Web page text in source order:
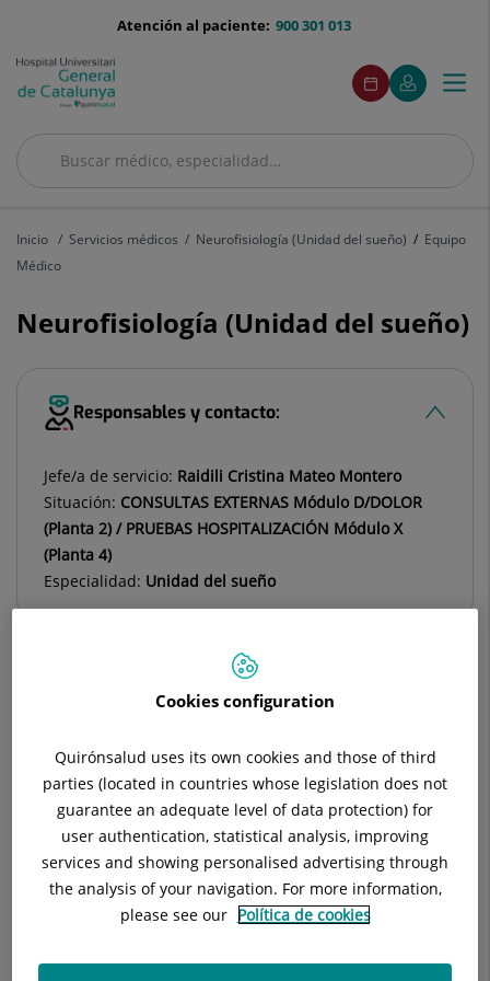
menu-
900 301 013
Atención al paciente:
Buscar
Buscar
menuAcceso
Pedir
cita
Este
enlace
se
en
Mi
Quirónsalud
Este
enlace
se
en
ventana
Menú
Inicio Servicios médicos Neurofisiología (Unidad del sueño)
Equipo
Médico
Neurofisiología (Unidad del sueño)
Responsables y contacto:
Jefe/a de servicio: Raidili Cristina Mateo Montero
Situación: CONSULTAS EXTERNAS Módulo D/DOLOR
(Planta 2) / PRUEBAS HOSPITALIZACIÓN Módulo X
(Planta 4)
Especialidad: Unidad del sueño
Equipo Médico
Jefe de Servicio
Raidili Cristina Mateo Montero
FACULTATIVO ESPECIALISTA
Cookies configuration
Quirónsalud uses its own cookies and those of third
parties (located in countries whose legislation does not
guarantee an adequate level of data protection) for
user authentication, statistical analysis, improving
services and showing personalised advertising through
the analysis of your navigation. For more information,
please see our Política de cookies